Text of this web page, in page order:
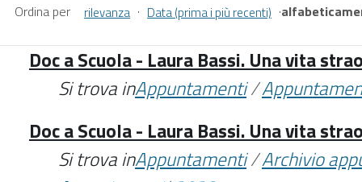
Ordina per rilevanza · Data (prima i più recenti) ·
Doc a Scuola - Laura Bassi. Una vita
Si trova inAppuntamenti/
Doc a Scuola - Laura Bassi. Una vita
Si trova inAppuntamenti/Archivio